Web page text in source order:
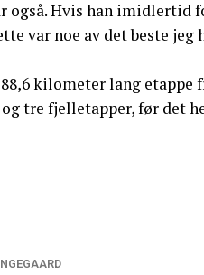
også. Hvis han
var noe av det beste
kilometer lang etappe
tre fjelletapper, før det